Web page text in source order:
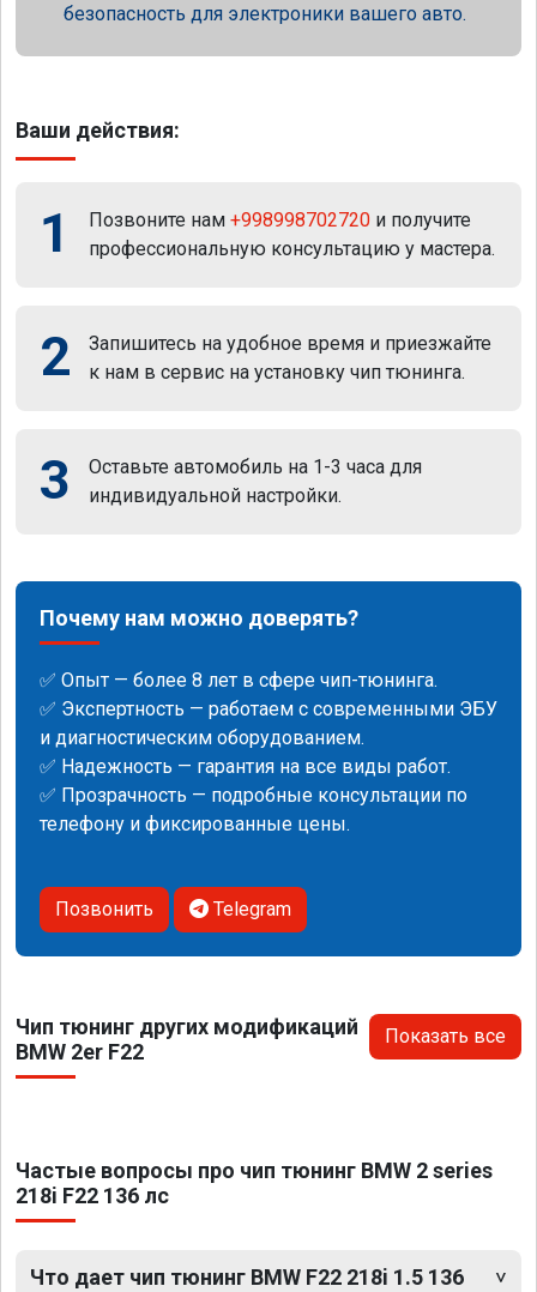
безопасность для электроники вашего авто.
Ваши действия:
1 Позвоните нам +998998702720 и получите
профессиональную консультацию у мастера.
2
Запишитесь на удобное время и приезжайте
к нам в сервис на установку чип тюнинга.
3
Оставьте автомобиль на 1-3 часа для
индивидуальной настройки.
Почему нам можно доверять?
✅ Опыт — более 8 лет в сфере чип-тюнинга.
✅ Экспертность — работаем с современными ЭБУ
и диагностическим оборудованием.
✅ Надежность — гарантия на все виды работ.
✅ Прозрачность — подробные консультации по
телефону и фиксированные цены.
Позвонить Telegram
Чип тюнинг других модификаций
BMW 2er F22
Показать все
Частые вопросы про чип тюнинг BMW 2 series
218i F22 136 лс
Что дает чип тюнинг BMW F22 218i 1.5 136